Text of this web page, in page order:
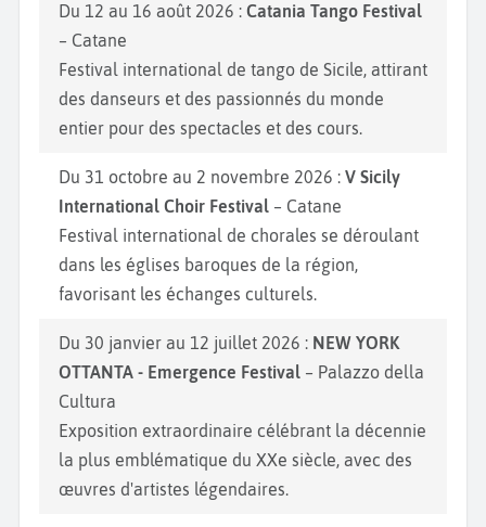
Du 12 au 16 août 2026 : Catania Tango Festival
– Catane
Festival international de tango de Sicile, attirant
des danseurs et des passionnés du monde
entier pour des spectacles et des cours.
Du 31 octobre au 2 novembre 2026 : V Sicily
International Choir Festival – Catane
Festival international de chorales se déroulant
dans les églises baroques de la région,
favorisant les échanges culturels.
Du 30 janvier au 12 juillet 2026 : NEW YORK
OTTANTA - Emergence Festival – Palazzo della
Cultura
Exposition extraordinaire célébrant la décennie
la plus emblématique du XXe siècle, avec des
œuvres d'artistes légendaires.